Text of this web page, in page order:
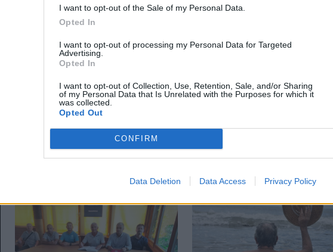
I want to opt-out of the Sale of my Personal Data.
Opted In
I want to opt-out of processing my Personal Data for Targeted
Advertising.
Opted In
I want to opt-out of Collection, Use, Retention, Sale, and/or Sharing
of my Personal Data that Is Unrelated with the Purposes for which it
was collected.
Opted Out
CONFIRM
Data Deletion Data Access Privacy Policy
Székelyhon
Jogosítvány nélkül,
ittasan hajtott háznak
egy csíkszeredai férfi
Szembementek a
trenddel: a Sepsi OSK
kilóg a sorból a